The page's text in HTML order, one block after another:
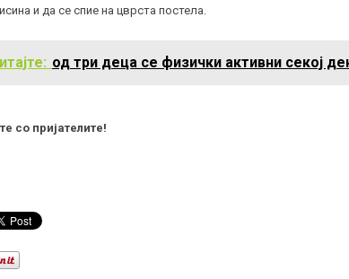
и да се спие на цврста постела.
од три деца се физички активни секој
со пријателите!